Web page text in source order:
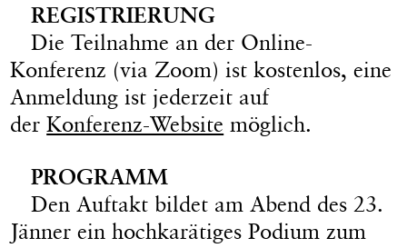
REGISTRIERUNG
Die Teilnahme an der Online-
Konferenz (via Zoom) ist kostenlos, eine
Anmeldung ist jederzeit auf
derKonferenz-Website möglich.
PROGRAMM
Den Auftakt bildet am Abend des 23.
Jänner ein hochkarätiges Podium zum